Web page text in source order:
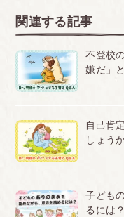
関連する記事
不登校
嫌だ」
自己肯
しょう
子ども
るには